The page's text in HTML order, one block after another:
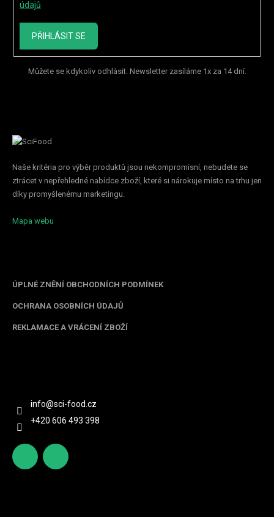
údajů
PŘIHLÁSIT SE
Můžete se kdykoliv odhlásit. Newsletter zasíláme 1x za 14 dní.
Naše kritéria pro výběr produktů jsou nekompromisní, nebudete se
ztrácet v nepřehledné nabídce zboží, které si nárokuje místo na trhu jen
díky promyšlenému marketingu.
Mapa webu
ÚPLNÉ ZNĚNÍ OBCHODNÍCH PODMÍNEK
OCHRANA OSOBNÍCH ÚDAJŮ
REKLAMACE A VRÁCENÍ ZBOŽÍ
info@sci-food.cz
+420 606 493 398